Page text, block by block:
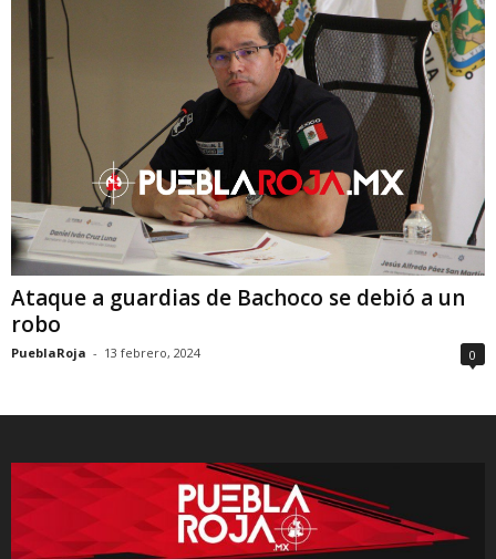
Ataque a guardias de Bachoco se debió a un
robo
PueblaRoja - 13 febrero, 2024 0